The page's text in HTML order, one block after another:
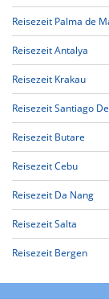
Reisezeit Palma de
Reisezeit Antalya
Reisezeit Krakau
Reisezeit Santiago
Reisezeit Butare
Reisezeit Cebu
Reisezeit Da Nang
Reisezeit Salta
Reisezeit Bergen